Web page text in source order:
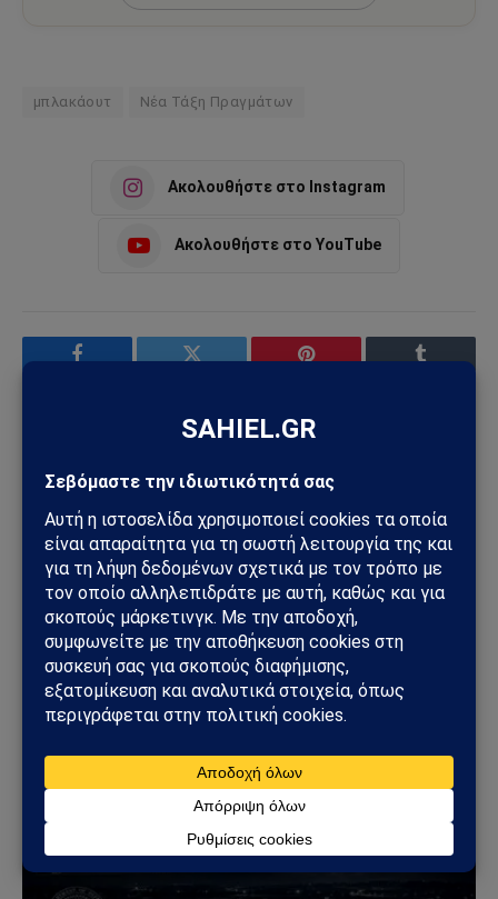
μπλακάουτ Νέα Τάξη Πραγμάτων
Ακολουθήστε στο Instagram
Ακολουθήστε στο YouTube
Tumblr
Facebook
X
PinterestInstagram
Tumblr
Το Sahiel.gr είναι ανεξάρτητη ψηφιακή πύλη ενημέρωσης
και ανάλυσης με έμφαση στη γεωπολιτική, τη διεθνή
ασφάλεια, τα εθνικά ζητήματα και τις διεθνείς εξελίξεις
που επηρεάζουν την Ελλάδα και τον ευρύτερο ελληνισμό.
ΔΕΙΤΕ ΕΠΙΣΗΣ →